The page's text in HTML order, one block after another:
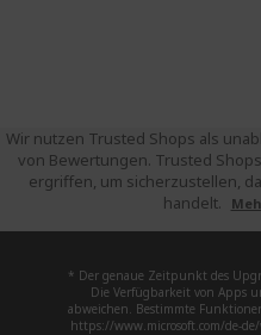
Wir nutzen Trusted Shops als
von Bewertungen. Trusted
ergriffen, um sicherzustellen,
handelt.
* Der genaue Zeitpunkt des
Die Verfügbarkeit von Apps
abweichen. Bestimmte
https://www.microsoft.com/de-